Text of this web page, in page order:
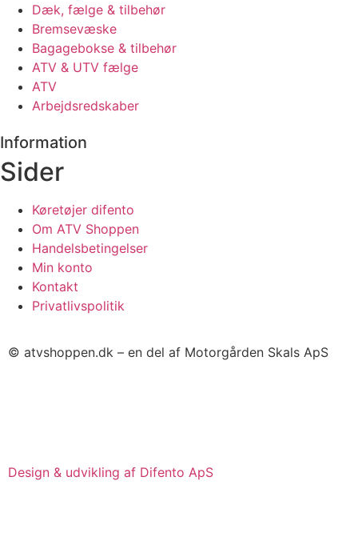
Dæk, fælge & tilbehør
Bremsevæske
Bagagebokse & tilbehør
ATV & UTV fælge
ATV
Arbejdsredskaber
Information
Sider
Køretøjer difento
Om ATV Shoppen
Handelsbetingelser
Min konto
Kontakt
Privatlivspolitik
© atvshoppen.dk – en del af Motorgården Skals ApS
Design & udvikling af Difento ApS